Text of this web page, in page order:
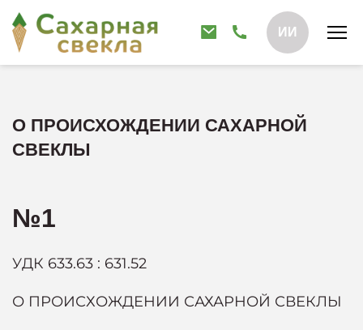
ИИ
О ПРОИСХОЖДЕНИИ САХАРНОЙ
СВЕКЛЫ
№1
УДК 633.63 : 631.52
О ПРОИСХОЖДЕНИИ САХАРНОЙ СВЕКЛЫ